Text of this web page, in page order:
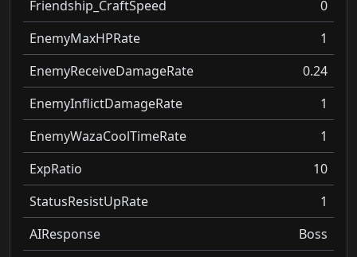
Friendship_CraftSpeed
0
EnemyMaxHPRate
1
EnemyReceiveDamageRate
0.24
EnemyInflictDamageRate
1
EnemyWazaCoolTimeRate
1
ExpRatio
10
StatusResistUpRate
1
AIResponse
Boss